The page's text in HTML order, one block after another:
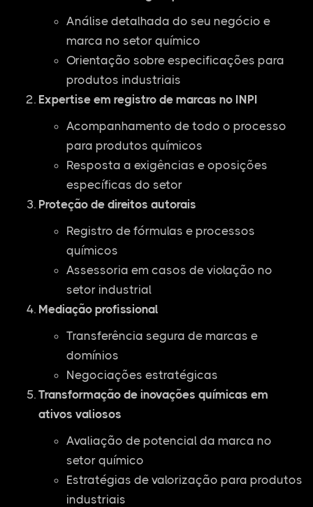
Análise detalhada do seu negócio e
marca no setor químico
Orientação sobre especificações para
produtos industriais
Expertise em registro de marcas no INPI
Acompanhamento de todo o processo
para produtos químicos
Resposta a exigências e oposições
específicas do setor
Proteção de direitos autorais
Registro de fórmulas e processos
químicos
Assessoria em casos de violação no
setor industrial
Mediação profissional
Transferência segura de marcas e
domínios
Negociações estratégicas
Transformação de inovações químicas em
ativos valiosos
Avaliação de potencial da marca no
setor químico
Estratégias de valorização para produtos
industriais